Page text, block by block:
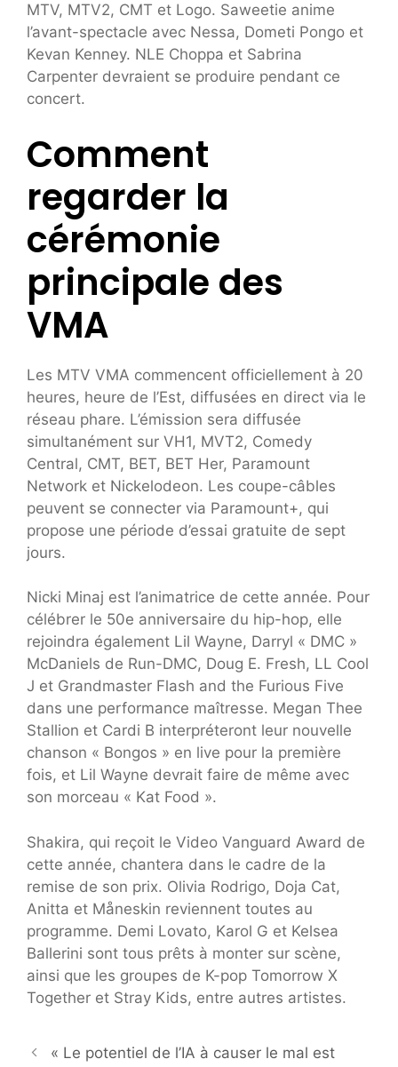
MTV, MTV2, CMT et Logo. Saweetie anime
l’avant-spectacle avec Nessa, Dometi Pongo et
Kevan Kenney. NLE Choppa et Sabrina
Carpenter devraient se produire pendant ce
concert.
Comment
regarder la
cérémonie
principale des
VMA
Les MTV VMA commencent officiellement à 20
heures, heure de l’Est, diffusées en direct via le
réseau phare. L’émission sera diffusée
simultanément sur VH1, MVT2, Comedy
Central, CMT, BET, BET Her, Paramount
Network et Nickelodeon. Les coupe-câbles
peuvent se connecter via Paramount+, qui
propose une période d’essai gratuite de sept
jours.
Nicki Minaj est l’animatrice de cette année. Pour
célébrer le 50e anniversaire du hip-hop, elle
rejoindra également Lil Wayne, Darryl « DMC »
McDaniels de Run-DMC, Doug E. Fresh, LL Cool
J et Grandmaster Flash and the Furious Five
dans une performance maîtresse. Megan Thee
Stallion et Cardi B interpréteront leur nouvelle
chanson « Bongos » en live pour la première
fois, et Lil Wayne devrait faire de même avec
son morceau « Kat Food ».
Shakira, qui reçoit le Video Vanguard Award de
cette année, chantera dans le cadre de la
remise de son prix. Olivia Rodrigo, Doja Cat,
Anitta et Måneskin reviennent toutes au
programme. Demi Lovato, Karol G et Kelsea
Ballerini sont tous prêts à monter sur scène,
ainsi que les groupes de K-pop Tomorrow X
Together et Stray Kids, entre autres artistes.
« Le potentiel de l’IA à causer le mal est